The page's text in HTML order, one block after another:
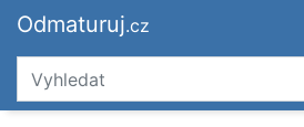
Odmaturuj.cz